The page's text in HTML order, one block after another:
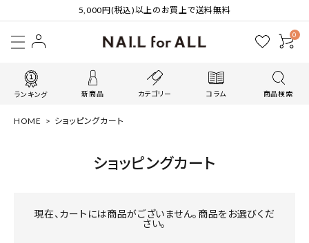
5,000円(税込)以上のお買上で送料無料
0
ランキング 新商品 カテゴリー コラム 商品検索
HOME ショッピングカート
ショッピングカート
現在、カートには商品がございません。商品をお選びくだ
さい。